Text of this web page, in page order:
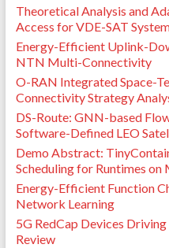
Theoretical Analysis and
Access for VDE-SAT
Energy-Efficient Uplink-
NTN Multi-Connectivity
O-RAN Integrated Space-
Connectivity Strategy
DS-Route: GNN-based
Software-Defined LEO
Demo Abstract:
Scheduling for Runtimes
Energy-Efficient Function
Network Learning
5G RedCap Devices
Review